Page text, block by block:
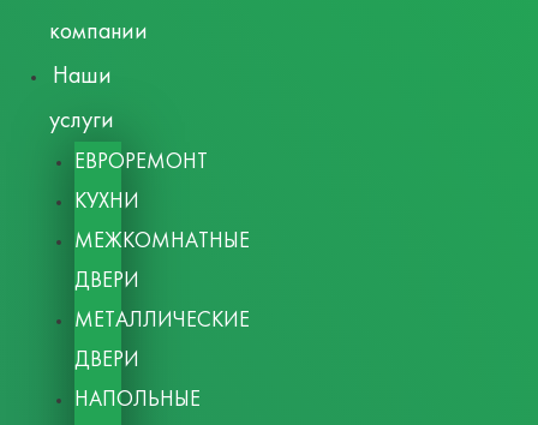
компании
Наши
услуги
ЕВРОРЕМОНТ
КУХНИ
МЕЖКОМНАТНЫЕ
ДВЕРИ
МЕТАЛЛИЧЕСКИЕ
ДВЕРИ
НАПОЛЬНЫЕ